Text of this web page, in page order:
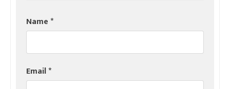
Name*
Email*